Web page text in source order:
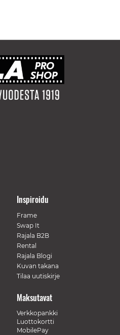
Inspiroidu
Frame
Swap It
Rajala B2B
Rental
Rajala Blogi
Kuvan takana
Tilaa uutiskirje
Maksutavat
Verkkopankki
Luottokortti
MobilePay